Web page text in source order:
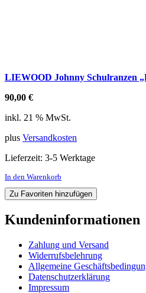
LIEWOOD Johnny Schulranzen
90,00 €
inkl. 21 % MwSt.
plus Versandkosten
Lieferzeit: 3-5 Werktage
In den Warenkorb
Zu Favoriten hinzufügen
Kundeninformationen
Zahlung und Versand
Widerrufsbelehrung
Allgemeine
Datenschutzerklärung
Impressum